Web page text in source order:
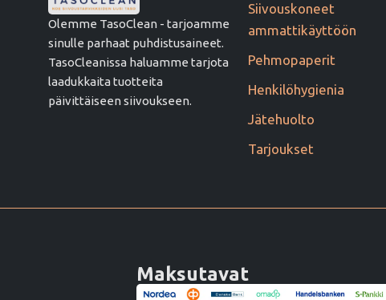
Olemme TasoClean - tarjoamme
sinulle parhaat puhdistusaineet.
TasoCleanissa haluamme tarjota
laadukkaita tuotteita
päivittäiseen siivoukseen.
Siivouskoneet
ammattikäyttöön
Pehmopaperit
Henkilöhygienia
Jätehuolto
Tarjoukset
Maksutavat